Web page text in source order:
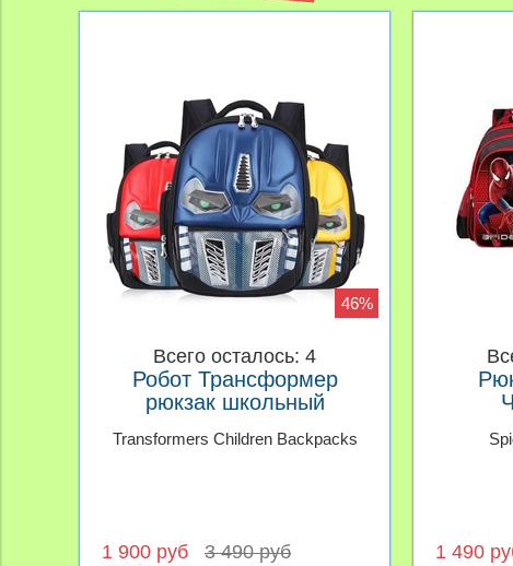
46%
Всего осталось: 4
Робот Трансформер
рюкзак школьный
Transformers Children Backpacks
1 900 руб 3 490 руб 1 490